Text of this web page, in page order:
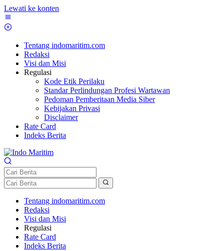
Lewati ke konten
Tentang indomaritim.com
Redaksi
Visi dan Misi
Regulasi
Kode Etik Perilaku
Standar Perlindungan Profesi Wartawan
Pedoman Pemberitaan Media Siber
Kebijakan Privasi
Disclaimer
Rate Card
Indeks Berita
Tentang indomaritim.com
Redaksi
Visi dan Misi
Regulasi
Rate Card
Indeks Berita